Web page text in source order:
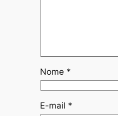
Nome *
E-mail *